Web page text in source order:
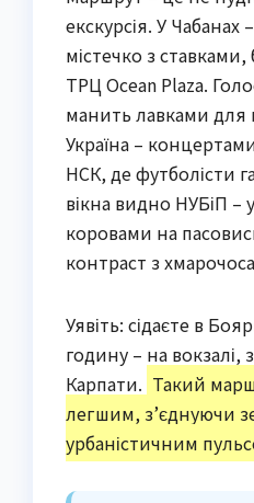
екскурсія. У
містечко з ставками,
ТРЦ Ocean Plaza.
манить лавками для
Україна –
НСК, де футболісти
вікна видно НУБіП –
коровами на
контраст з
Уявіть: сідаєте в
годину – на вокзалі,
Карпати. Такий
легшим, з’єднуючи
урбаністичним